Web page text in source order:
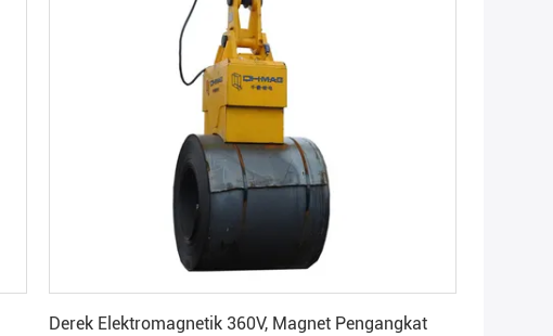
Derek Elektromagnetik 360V, Magnet Pengangkat